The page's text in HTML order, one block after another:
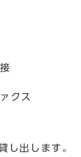
クス
し出します。